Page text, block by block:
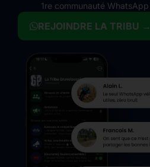
1re communauté WhatsApp
REJOINDRE LA TRIBU →